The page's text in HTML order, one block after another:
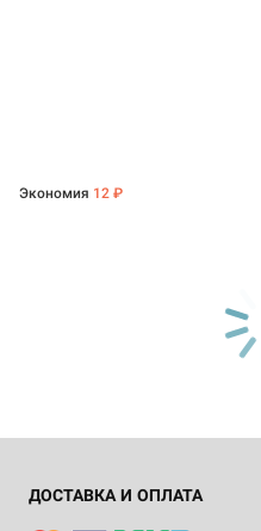
Экономия 12 ₽
ДОСТАВКА И ОПЛАТА